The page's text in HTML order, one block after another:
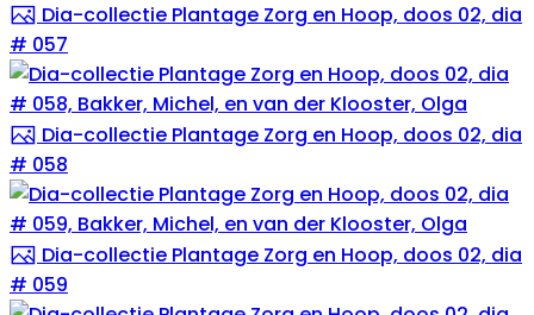
Dia-collectie Plantage Zorg en Hoop, doos 02, dia
# 057
Dia-collectie Plantage Zorg en Hoop, doos 02, dia
# 058
Dia-collectie Plantage Zorg en Hoop, doos 02, dia
# 059